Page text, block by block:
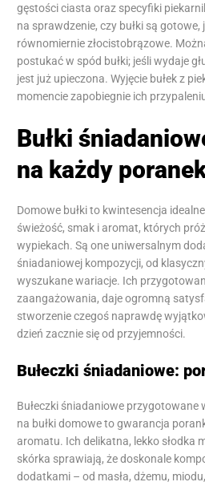
gęstości ciasta oraz specyfiki
na sprawdzenie, czy bułki są
równomiernie złocistobrązowe.
postukać w spód bułki; jeśli wydaje
jest już upieczona. Wyjęcie bułek z
momencie zapobiegnie ich
Bułki
na każdy
Domowe bułki to kwintesencja
świeżość, smak i aromat, których
wypiekach. Są one uniwersalnym
śniadaniowej kompozycji, od
wyszukane wariacje. Ich
zaangażowania, daje ogromną
stworzenie czegoś naprawdę
dzień zacznie się od przyjemności.
Bułeczki śniadaniowe:
Bułeczki śniadaniowe przygotowane
na bułki domowe to gwarancja
aromatu. Ich delikatna, lekko słodka
skórka sprawiają, że doskonale
dodatkami – od masła, dżemu,